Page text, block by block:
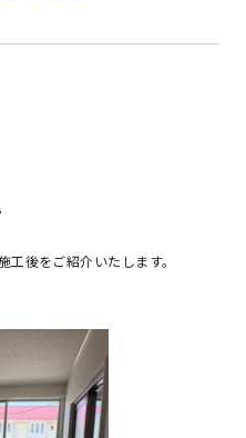
工後をご紹介いたし ます。